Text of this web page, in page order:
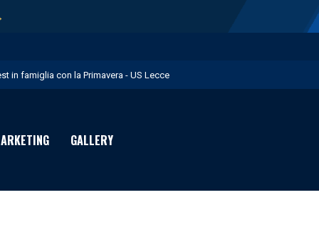
in famiglia con la Primavera - US Lecce
in giallorosso - US Lecce
è Premium Partner per la stagione 2026/27 - US Lecce
GALLERY